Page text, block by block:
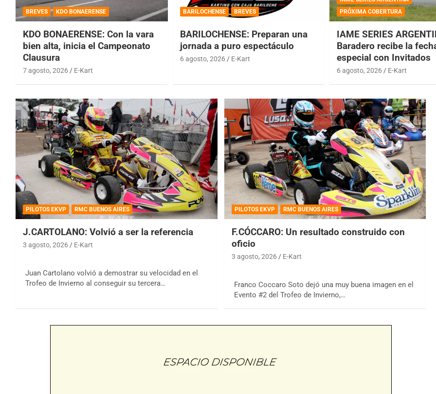
BREVES KDO BONAERENSE
KDO BONAERENSE: Con la vara
bien alta, inicia el Campeonato
Clausura
7 agosto, 2026 E-Kart
BARILOCHENSE BREVES
BARILOCHENSE: Preparan una
jornada a puro espectáculo
6 agosto, 2026 E-Kart
PRÓXIMA COBERTURA
IAME SERIES
Baradero recibe la
especial con Invitados
6 agosto, 2026 E-Kart
PILOTOS EKVP RMC BUENOS AIRES
J.CARTOLANO: Volvió a ser la referencia
3 agosto, 2026 E-Kart
Juan Cartolano volvió a demostrar su velocidad en el
Trofeo de Invierno al conseguir su tercera…
PILOTOS EKVP RMC BUENOS AIRES
F.CÓCCARO: Un resultado construido con
oficio
3 agosto, 2026 E-Kart
Franco Coccaro Soto dejó una muy buena imagen en el
Evento #2 del Trofeo de Invierno,…